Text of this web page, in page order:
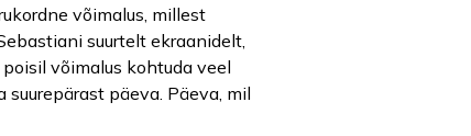
võimalus, millest
suurtelt ekraanidelt,
võimalus kohtuda veel
päeva. Päeva, mil